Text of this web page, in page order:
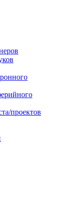
проектов